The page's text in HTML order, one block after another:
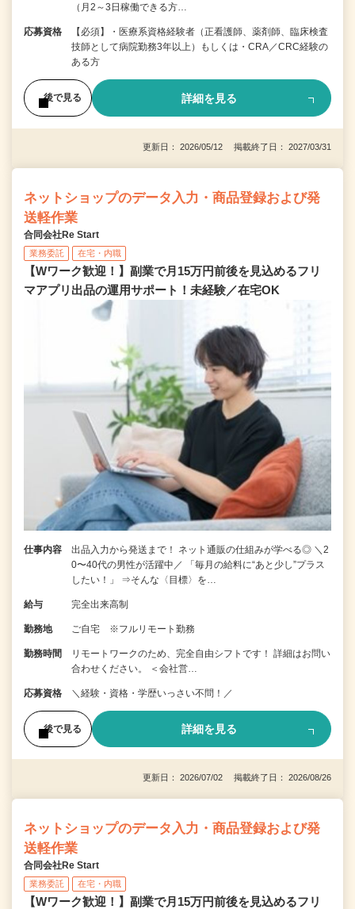
（月2～3日稼働できる方…
応募資格
【必須】・医療系資格経験者（正看護師、薬剤師、臨床検査
技師として病院勤務3年以上）もしくは・CRA／CRC経験の
ある方
後で見る 詳細を見る
更新日： 2026/05/12 掲載終了日： 2027/03/31
ネットショップのデータ入力・商品登録および発
送軽作業
合同会社Re Start
業務委託 在宅・内職
【Wワーク歓迎！】副業で月15万円前後を見込めるフリ
マアプリ出品の運用サポート！未経験／在宅OK
仕事内容
出品入力から発送まで！ ネット通販の仕組みが学べる◎ ＼2
0〜40代の男性が活躍中／ 「毎月の給料に“あと少し”プラス
したい！」 ⇒そんな〈目標〉を…
給与 完全出来高制
勤務地 ご自宅 ※フルリモート勤務
勤務時間
リモートワークのため、完全自由シフトです！ 詳細はお問い
合わせください。 ＜会社営…
応募資格 ＼経験・資格・学歴いっさい不問！／
後で見る 詳細を見る
更新日： 2026/07/02 掲載終了日： 2026/08/26
ネットショップのデータ入力・商品登録および発
送軽作業
合同会社Re Start
業務委託 在宅・内職
【Wワーク歓迎！】副業で月15万円前後を見込めるフリ